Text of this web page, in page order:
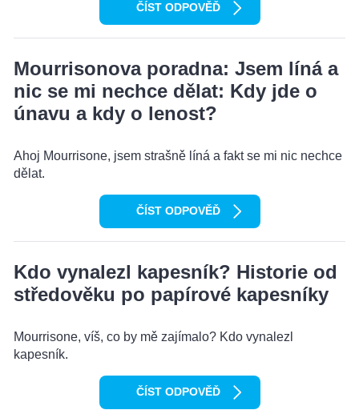
ČÍST ODPOVĚĎ
Mourrisonova poradna: Jsem líná a
nic se mi nechce dělat: Kdy jde o
únavu a kdy o lenost?
Ahoj Mourrisone, jsem strašně líná a fakt se mi nic nechce
dělat.
ČÍST ODPOVĚĎ
Kdo vynalezl kapesník? Historie od
středověku po papírové kapesníky
Mourrisone, víš, co by mě zajímalo? Kdo vynalezl
kapesník.
ČÍST ODPOVĚĎ